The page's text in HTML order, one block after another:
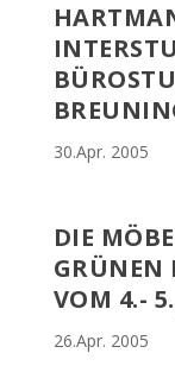
30.Apr. 2005
DIE
GRÜNEN
VOM 4.-
26.Apr. 2005